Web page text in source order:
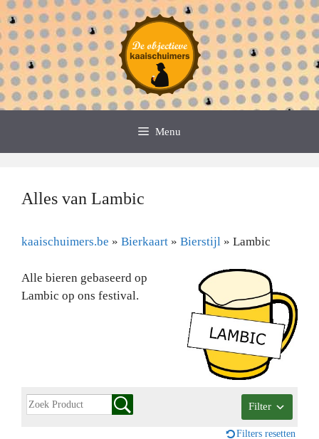
Spring
naar
de
inhoud
Menu
Alles van Lambic
kaaischuimers.be » Bierkaart » Bierstijl » Lambic
Alle bieren gebaseerd op
Lambic op ons festival.
Filter
Filters resetten